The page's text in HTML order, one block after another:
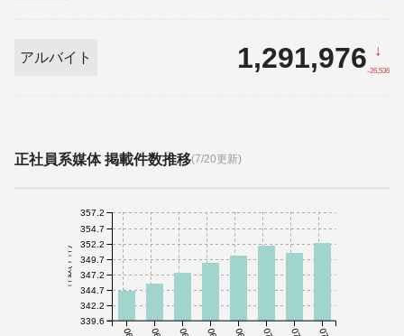
アルバイト 1,291,976 ↓
-26,536
正社員系媒体 掲載件数推移(7/20更新)
件数(千件)
339.6
342.2
344.7
347.2
349.7
352.2
354.7
357.2